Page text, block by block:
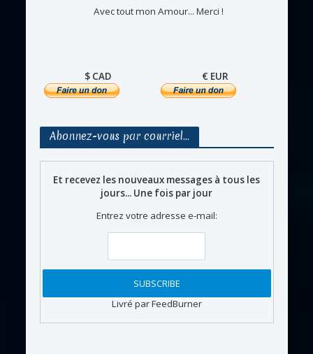
Avec tout mon Amour... Merci !
$ CAD € EUR
Abonnez-vous par courriel…
Et recevez les nouveaux messages à tous les
jours... Une fois par jour
Entrez votre adresse e-mail:
Livré par FeedBurner